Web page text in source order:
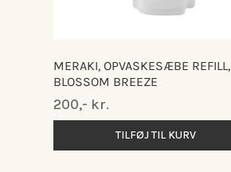
MERAKI, OPVASKESÆBE REFILL,
BLOSSOM BREEZE
Normalpris
200,- kr.
TILFØJ TIL KURV